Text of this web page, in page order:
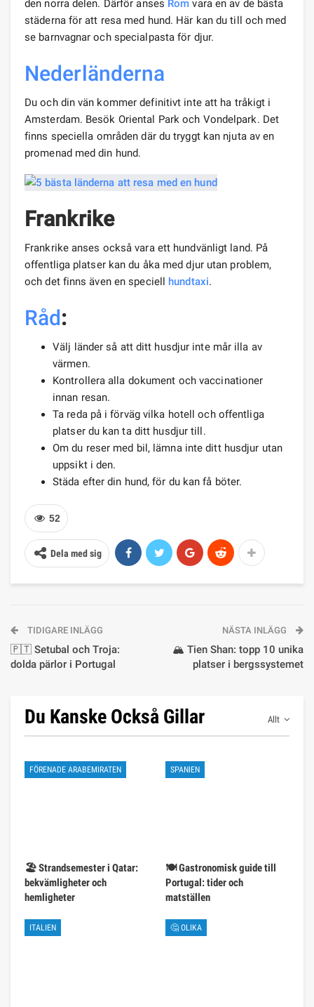
den norra delen. Därför anses Rom vara en av de bästa
städerna för att resa med hund. Här kan du till och med
se barnvagnar och specialpasta för djur.
Nederländerna
Du och din vän kommer definitivt inte att ha tråkigt i
Amsterdam. Besök Oriental Park och Vondelpark. Det
finns speciella områden där du tryggt kan njuta av en
promenad med din hund.
Frankrike
Frankrike anses också vara ett hundvänligt land. På
offentliga platser kan du åka med djur utan problem,
och det finns även en speciell hundtaxi.
Råd:
Välj länder så att ditt husdjur inte mår illa av
värmen.
Kontrollera alla dokument och vaccinationer
innan resan.
Ta reda på i förväg vilka hotell och offentliga
platser du kan ta ditt husdjur till.
Om du reser med bil, lämna inte ditt husdjur utan
uppsikt i den.
Städa efter din hund, för du kan få böter.
52
Dela med sig
TIDIGARE INLÄGG
🇵🇹 Setubal och Troja:
dolda pärlor i Portugal
NÄSTA INLÄGG
🏔️ Tien Shan: topp 10 unika
platser i bergssystemet
Allt
Du Kanske Också Gillar
FÖRENADE ARABEMIRATEN
🏖️ Strandsemester i Qatar:
bekvämligheter och
hemligheter
SPANIEN
🍽️ Gastronomisk guide till
Portugal: tider och
matställen
ITALIEN 🤔 OLIKA